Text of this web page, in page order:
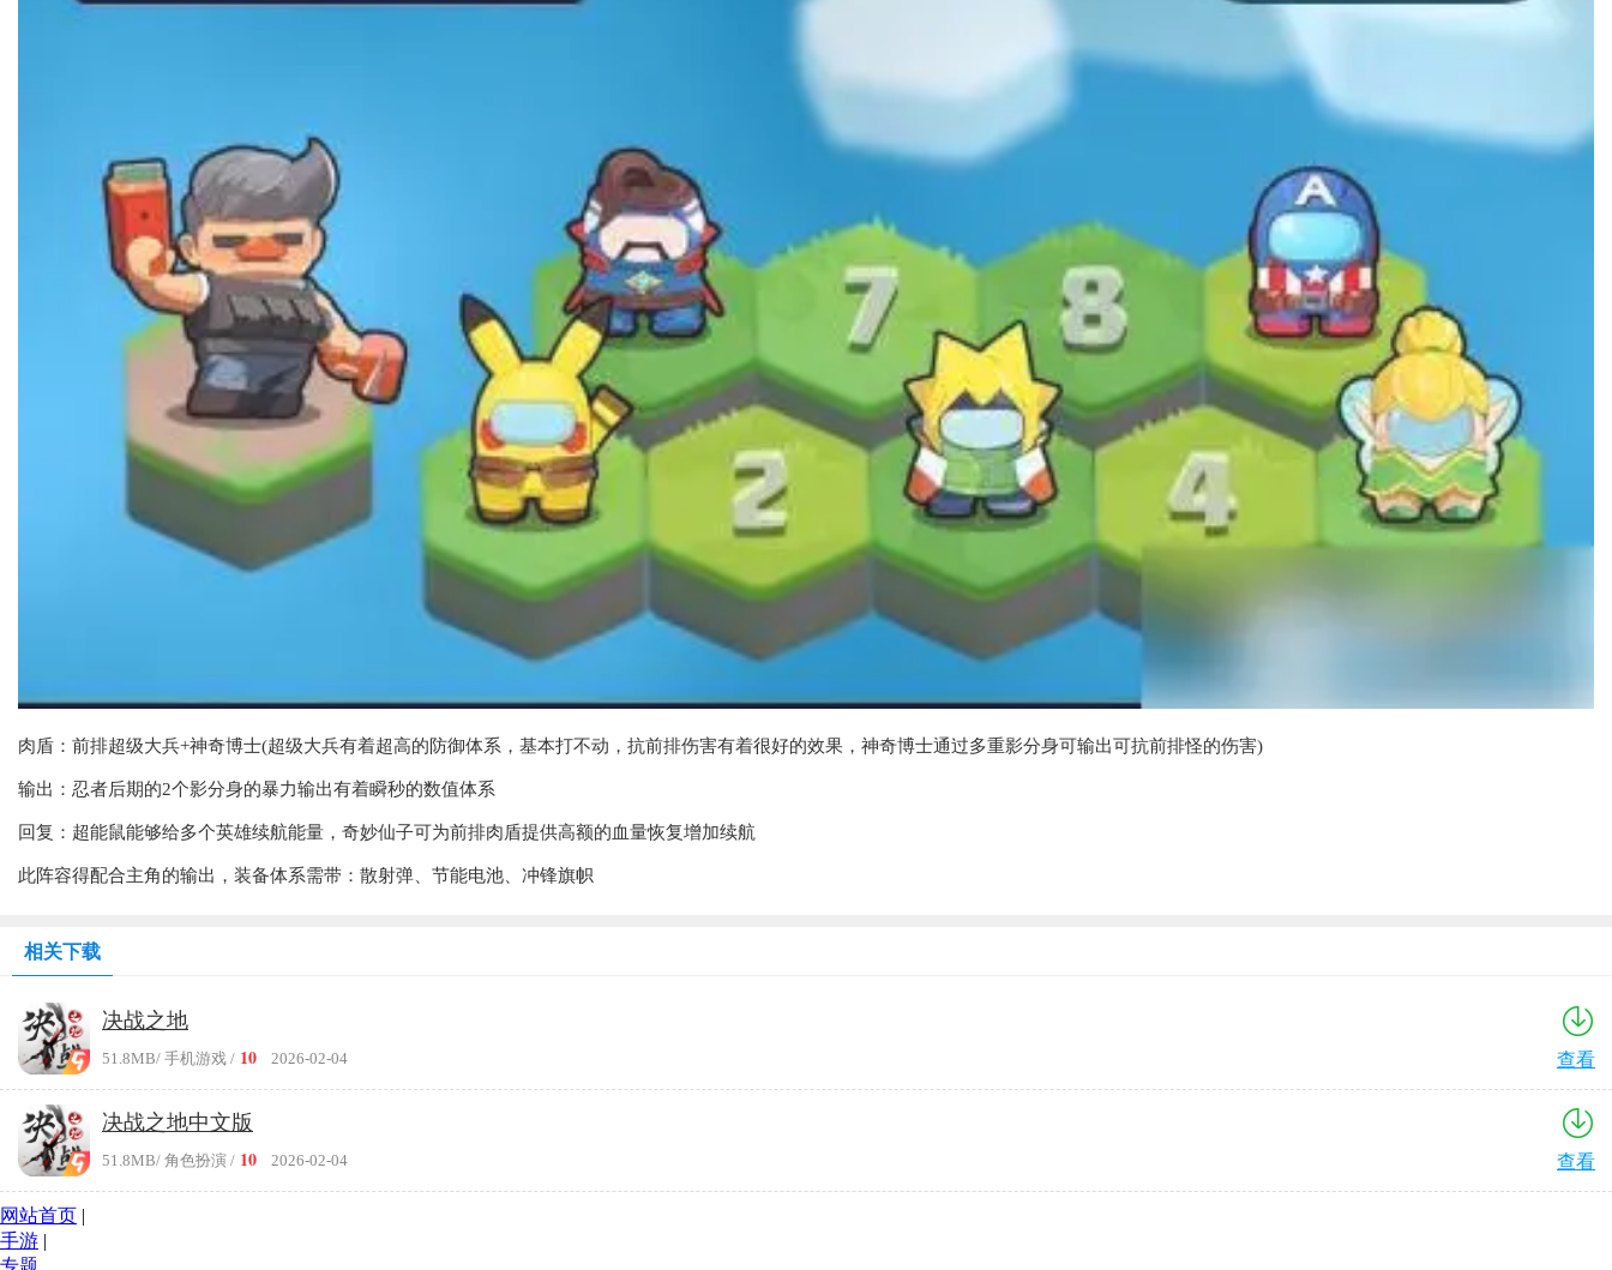
肉盾：前排超级大兵+神奇博士(超级大兵有着超高的防御体系，基本打不动，抗前排伤害有着很好的效果，神奇博士通过多重影分身可输出可抗前排怪的伤害)
输出：忍者后期的2个影分身的暴力输出有着瞬秒的数值体系
回复：超能鼠能够给多个英雄续航能量，奇妙仙子可为前排肉盾提供高额的血量恢复增加续航
此阵容得配合主角的输出，装备体系需带：散射弹、节能电池、冲锋旗帜
相关下载
决战之地
51.8MB/ 手机游戏 / 10 2026-02-04 查看
决战之地中文版
51.8MB/ 角色扮演 / 10 2026-02-04 查看
网站首页 |
手游 |